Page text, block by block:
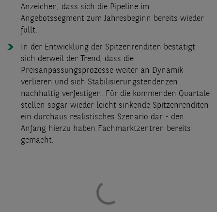
Anzeichen, dass sich die Pipeline im
Angebotssegment zum Jahresbeginn bereits wieder
füllt.
In der Entwicklung der Spitzenrenditen bestätigt
sich derweil der Trend, dass die
Preisanpassungsprozesse weiter an Dynamik
verlieren und sich Stabilisierungstendenzen
nachhaltig verfestigen. Für die kommenden Quartale
stellen sogar wieder leicht sinkende Spitzenrenditen
ein durchaus realistisches Szenario dar - den
Anfang hierzu haben Fachmarktzentren bereits
gemacht.